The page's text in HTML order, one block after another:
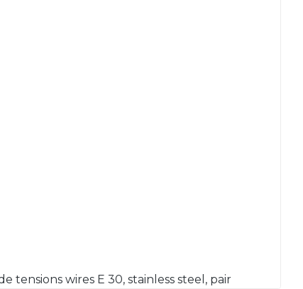
tensions wires E 30, stainless steel, pair